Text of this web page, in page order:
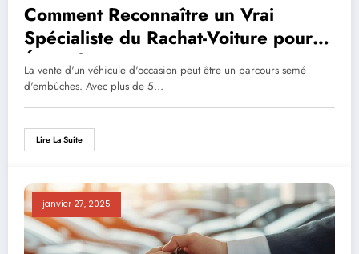
Comment Reconnaître un Vrai
Spécialiste du Rachat-Voiture pour
Éviter les Arnaques
La vente d'un véhicule d'occasion peut être un parcours semé
d'embûches. Avec plus de 5…
Lire La Suite
janvier 27, 2025